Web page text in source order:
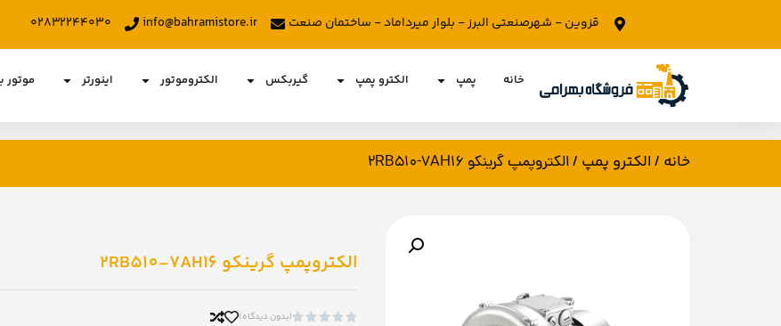
قزوین - شهرصنعتی البرز - بلوار میرداماد - ساختمان صنعت info@bahramistore.ir ۰۲۸۳۲۲۴۴۰۳۰
خانه پمپ الکترو پمپ گیربکس الکتروموتور اینورتر موتور
خانه /الکترو پمپ / الکتروپمپ گرینکو 2RB510-7AH16
الکتروپمپ گرینکو 2RB510-7AH16




(بدون دیدگاه)